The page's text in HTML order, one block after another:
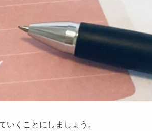
くことにしましょう。